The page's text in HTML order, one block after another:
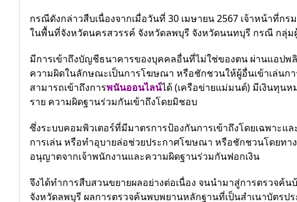
กรณีดังกล่าวสืบเนื่องจากเมื่อวันที่ 30 เมษายน 2567 เจ้าหน้าที่
ในพื้นที่จังหวัดนครสวรรค์ จังหวัดลพบุรี จังหวัดนนทบุรี กรณี กลุ่ม
มีการเข้าถึงบัญชีธนาคารของบุคคลอื่นที่ไม่ใช่ของตน ผ่านแอปพ
ความผิดในลักษณะเป็นการโฆษณา หรือชักชวนให้ผู้อื่นเข้าเล่น
สามารถเข้าถึงการพนันออนไลน์ได้ (เครือข่ายแม่มนต์) มีเงินทุน
ราย ความผิดฐานร่วมกันเข้าถึงโดยมิชอบ
ซึ่งระบบคอมพิวเตอร์ที่มีมาตรการป้องกันการเข้าถึงโดยเฉพาะ
การเล่น หรือทำอุบายล่อช่วยประกาศโฆษณา หรือชักชวนโดยทา
อนุญาตจากเจ้าพนักงานและความผิดฐานร่วมกันฟอกเงิน
จึงได้ทำการสืบสวนขยายผลอย่างต่อเนื่อง จนนำมาสู่การตรวจค้
จังหวัดลพบุรี ผลการตรวจค้นพบพยานหลักฐานที่เป็นสำเนาบัตร